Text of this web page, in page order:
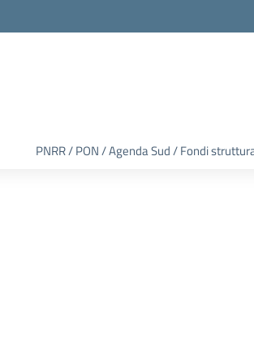
PNRR / PON / Agenda Sud / Fondi